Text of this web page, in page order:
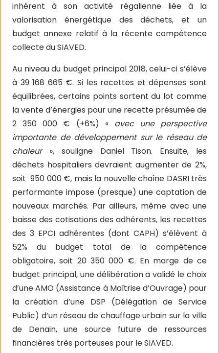
inhérent à son activité régalienne liée à la
valorisation énergétique des déchets, et un
budget annexe relatif à la récente compétence
collecte du SIAVED.
Au niveau du budget principal 2018, celui-ci s’élève
à 39 168 665 €. Si les recettes et dépenses sont
équilibrées, certains points sortent du lot comme
la vente d’énergies pour une recette présumée de
2 350 000 € (+6%) « avec une perspective
importante de développement sur le réseau de
chaleur », souligne Daniel Tison. Ensuite, les
déchets hospitaliers devraient augmenter de 2%,
soit 950 000 €, mais la nouvelle chaîne DASRI très
performante impose (presque) une captation de
nouveaux marchés. Par ailleurs, même avec une
baisse des cotisations des adhérents, les recettes
des 3 EPCI adhérentes (dont CAPH) s’élèvent à
52% du budget total de la compétence
obligatoire, soit 20 350 000 €. En marge de ce
budget principal, une délibération a validé le choix
d’une AMO (Assistance à Maîtrise d’Ouvrage) pour
la création d’une DSP (Délégation de Service
Public) d’un réseau de chauffage urbain sur la ville
de Denain, une source future de ressources
financières très porteuses pour le SIAVED.